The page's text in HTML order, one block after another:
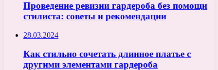
Проведение ревизии гардероба без помощи
стилиста: советы и рекомендации
28.03.2024
Как стильно сочетать длинное платье с
другими элементами гардероба